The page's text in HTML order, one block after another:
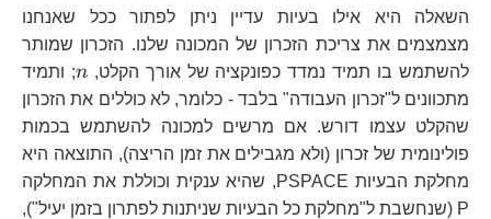
השאלה היא אילו בעיות עדיין ניתן לפתור ככל שאנחנו
מצמצמים את צריכת הזכרון של המכונה שלנו. הזכרון שמותר
להשתמש בו תמיד נמדד כפונקציה של אורך הקלט,
n
n; ותמיד
מתכוונים ל"זכרון העבודה" בלבד - כלומר, לא כוללים את הזכרון
שהקלט עצמו דורש. אם מרשים למכונה להשתמש בכמות
פולינומית של זכרון (ולא מגבילים את זמן הריצה), התוצאה היא
מחלקת הבעיות PSPACE, שהיא ענקית וכוללת את המחלקה
P (שנחשבת ל"מחלקת כל הבעיות שניתנות לפתרון בזמן יעיל"),